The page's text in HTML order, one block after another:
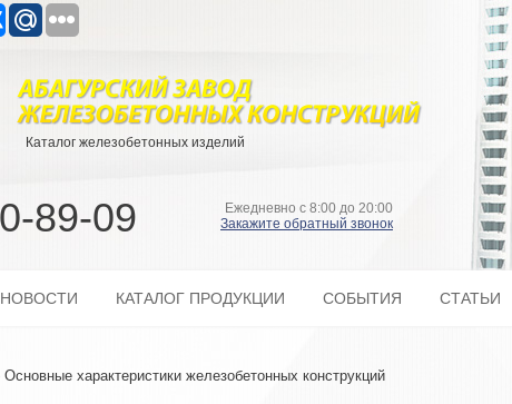
Каталог железобетонных изделий
89-09
Ежедневно с 8:00 до 20:00
Закажите обратный звонок
НОВОСТИ КАТАЛОГ ПРОДУКЦИИ СОБЫТИЯ СТАТЬИ
Основные характеристики железобетонных конструкций